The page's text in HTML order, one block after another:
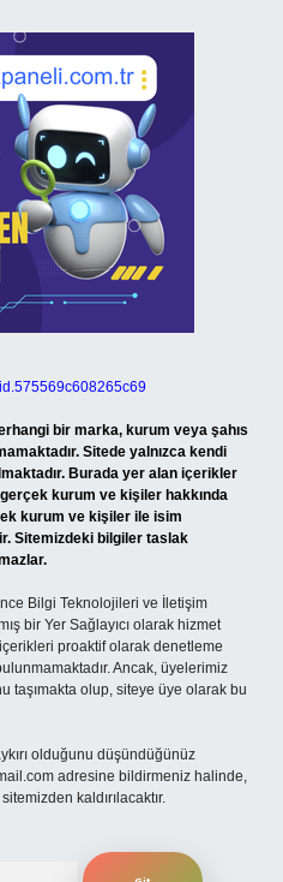
bir marka, kurum veya şahıs
Sitede yalnızca kendi
Burada yer alan içerikler
kurum ve kişiler hakkında
kurum ve kişiler ile isim
Sitemizdeki bilgiler taslak
Bilgi Teknolojileri ve İletişim
bir Yer Sağlayıcı olarak hizmet
proaktif olarak denetleme
Ancak, üyelerimiz
taşımakta olup, siteye üye olarak bu
olduğunu düşündüğünüz
adresine bildirmeniz halinde,
kaldırılacaktır.